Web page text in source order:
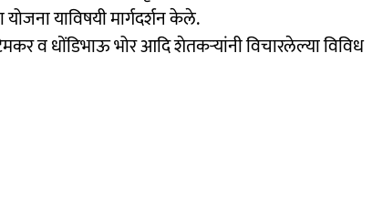
याविषयी मार्गदर्शन केले.
व धोंडिभाऊ भोर आदि शेतकऱ्यांनी विचारलेल्या विविध